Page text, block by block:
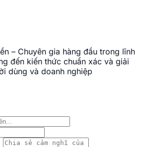
– Chuyên gia hàng đầu trong lĩnh
đến kiến thức chuẩn xác và giải
dùng và doanh nghiệp